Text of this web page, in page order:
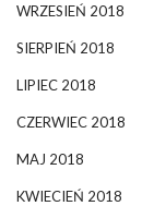
WRZESIEŃ 2018
SIERPIEŃ 2018
LIPIEC 2018
CZERWIEC 2018
MAJ 2018
KWIECIEŃ 2018